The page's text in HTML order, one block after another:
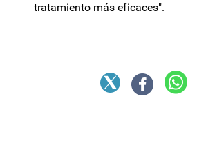
tratamiento más eficaces".